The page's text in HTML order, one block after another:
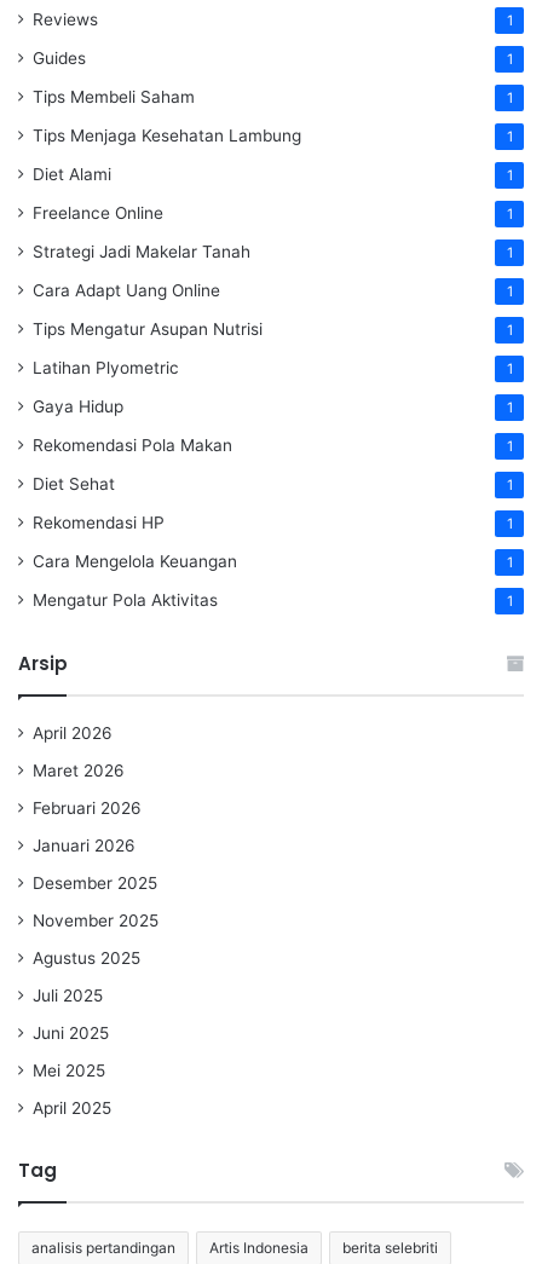
Reviews 1
Guides 1
Tips Membeli Saham 1
Tips Menjaga Kesehatan Lambung 1
Diet Alami 1
Freelance Online 1
Strategi Jadi Makelar Tanah 1
Cara Adapt Uang Online 1
Tips Mengatur Asupan Nutrisi 1
Latihan Plyometric 1
Gaya Hidup 1
Rekomendasi Pola Makan 1
Diet Sehat 1
Rekomendasi HP 1
Cara Mengelola Keuangan 1
Mengatur Pola Aktivitas 1
Arsip
April 2026
Maret 2026
Februari 2026
Januari 2026
Desember 2025
November 2025
Agustus 2025
Juli 2025
Juni 2025
Mei 2025
April 2025
Tag
analisis pertandingan Artis Indonesia berita selebriti